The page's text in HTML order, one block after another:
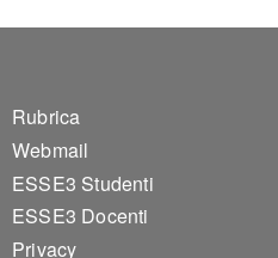
Footer 1
Rubrica
Webmail
ESSE3 Studenti
ESSE3 Docenti
Privacy